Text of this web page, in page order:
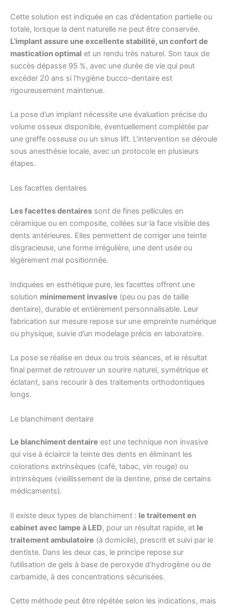
Cette solution est indiquée en cas d’édentation partielle ou
totale, lorsque la dent naturelle ne peut être conservée.
L’implant assure une excellente stabilité, un confort de
mastication optimal et un rendu très naturel. Son taux de
succès dépasse 95 %, avec une durée de vie qui peut
excéder 20 ans si l’hygiène bucco-dentaire est
rigoureusement maintenue.
La pose d’un implant nécessite une évaluation précise du
volume osseux disponible, éventuellement complétée par
une greffe osseuse ou un sinus lift. L’intervention se déroule
sous anesthésie locale, avec un protocole en plusieurs
étapes.
Les facettes dentaires
Les facettes dentaires sont de fines pellicules en
céramique ou en composite, collées sur la face visible des
dents antérieures. Elles permettent de corriger une teinte
disgracieuse, une forme irrégulière, une dent usée ou
légèrement mal positionnée.
Indiquées en esthétique pure, les facettes offrent une
solution minimement invasive (peu ou pas de taille
dentaire), durable et entièrement personnalisable. Leur
fabrication sur mesure repose sur une empreinte numérique
ou physique, suivie d’un modelage précis en laboratoire.
La pose se réalise en deux ou trois séances, et le résultat
final permet de retrouver un sourire naturel, symétrique et
éclatant, sans recourir à des traitements orthodontiques
longs.
Le blanchiment dentaire
Le blanchiment dentaire est une technique non invasive
qui vise à éclaircir la teinte des dents en éliminant les
colorations extrinsèques (café, tabac, vin rouge) ou
intrinsèques (vieillissement de la dentine, prise de certains
médicaments).
Il existe deux types de blanchiment : le traitement en
cabinet avec lampe à LED, pour un résultat rapide, et le
traitement ambulatoire (à domicile), prescrit et suivi par le
dentiste. Dans les deux cas, le principe repose sur
l’utilisation de gels à base de peroxyde d’hydrogène ou de
carbamide, à des concentrations sécurisées.
Cette méthode peut être répétée selon les indications, mais